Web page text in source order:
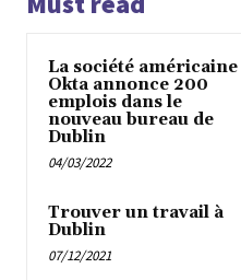
La société américaine
Okta annonce 200
emplois dans le
nouveau bureau de
Dublin
04/03/2022
Trouver un travail à
Dublin
07/12/2021